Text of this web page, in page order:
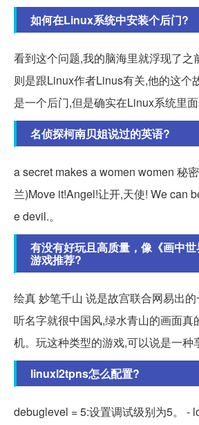
如何在Linux系统中安装个后门?
看到这个问题,我的脑海里就浮现了之
则是跟Linux作者Linus有关,他的这个
是一个后门,但是确实在Linux系统里面
名侦探柯南贝姐说过的英语?
a secret makes a women women 秘
兰)Move it!Angel!让开,天使! We can
e devil.。
有没有好玩且高质量，像《画中
游戏推荐?
绘真 妙笔千山 说是故宫联合网易出
听名字就很中国风,绿水青山的画面真
机。玩这种类型的游戏,可以说是一种
linuxl2tpns怎么配置?
debuglevel = 5:设置调试级别为5。 -